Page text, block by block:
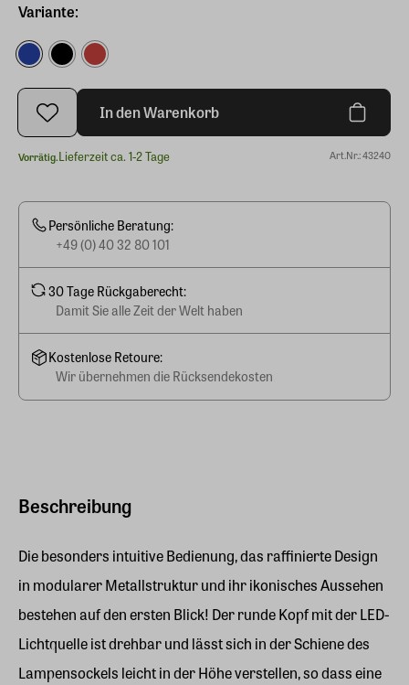
Beschreibung
Die besonders intuitive Bedienung, das raffinierte Design
in modularer Metallstruktur und ihr ikonisches Aussehen
bestehen auf den ersten Blick! Der runde Kopf mit der LED-
Lichtquelle ist drehbar und lässt sich in der Schiene des
Lampensockels leicht in der Höhe verstellen, so dass eine
Variante:
In den Warenkorb
Vorrätig.Lieferzeit ca. 1-2 Tage Art.Nr.: 43240
Persönliche Beratung:
+49 (0) 40 32 80 101
30 Tage Rückgaberecht:
Damit Sie alle Zeit der Welt haben
Kostenlose Retoure:
Wir übernehmen die Rücksendekosten